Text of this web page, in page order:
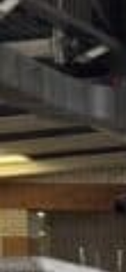
se
alían
para
impulsar
el
deporte
femenino